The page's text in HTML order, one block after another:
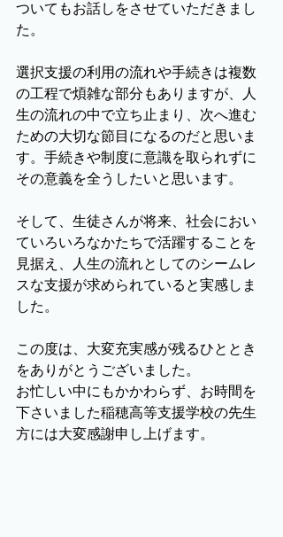
ついてもお話しをさせていただきまし
た。
選択支援の利用の流れや手続きは複数
の工程で煩雑な部分もありますが、人
生の流れの中で立ち止まり、次へ進む
ための大切な節目になるのだと思いま
す。手続きや制度に意識を取られずに
その意義を全うしたいと思います。
そして、生徒さんが将来、社会におい
ていろいろなかたちで活躍することを
見据え、人生の流れとしてのシームレ
スな支援が求められていると実感しま
した。
この度は、大変充実感が残るひととき
をありがとうございました。
お忙しい中にもかかわらず、お時間を
下さいました稲穂高等支援学校の先生
方には大変感謝申し上げます。